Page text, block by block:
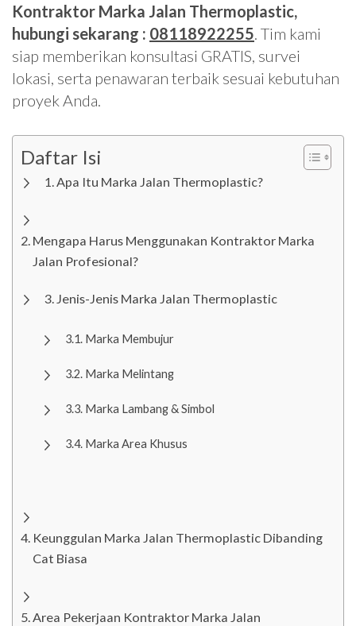
Kontraktor Marka Jalan Thermoplastic,
hubungi sekarang : 08118922255 . Tim kami
siap memberikan konsultasi GRATIS, survei
lokasi, serta penawaran terbaik sesuai kebutuhan
proyek Anda.
Daftar Isi
Apa Itu Marka Jalan Thermoplastic?
Mengapa Harus Menggunakan Kontraktor Marka
Jalan Profesional?
Jenis-Jenis Marka Jalan Thermoplastic
Marka Membujur
Marka Melintang
Marka Lambang & Simbol
Marka Area Khusus
Keunggulan Marka Jalan Thermoplastic Dibanding
Cat Biasa
Area Pekerjaan Kontraktor Marka Jalan